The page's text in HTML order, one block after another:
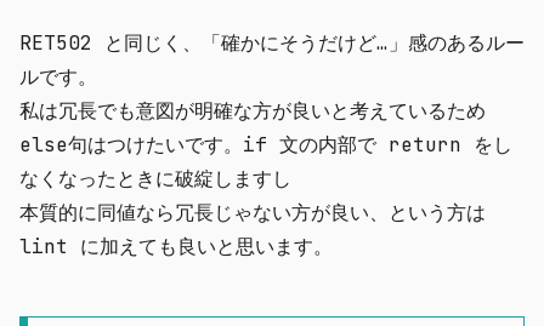
RET502 と同じく、「確かにそうだけど…」感のあるルー
ルです。
私は冗長でも意図が明確な方が良いと考えているため
else句はつけたいです。if 文の内部で return をし
なくなったときに破綻しますし
本質的に同値なら冗長じゃない方が良い、という方は
lint に加えても良いと思います。